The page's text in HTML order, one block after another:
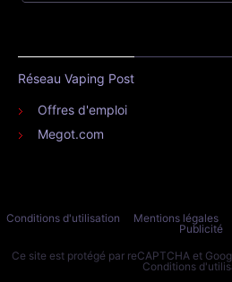
Réseau Vaping Post
Offres d'emploi
Megot.com
Conditions d'utilisation Mentions légales
Publicité
Ce site est protégé par reCAPTCHA et
Conditions